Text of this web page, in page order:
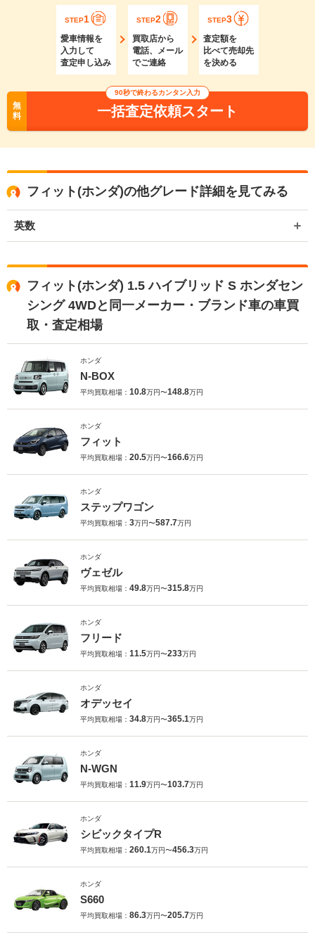
STEP1
愛車情報を
入力して
査定申し込み
STEP2
買取店から
電話、メール
でご連絡
STEP3
査定額を
比べて売却先
を決める
無
料
90秒で終わるカンタン入力
一括査定依頼スタート
フィット(ホンダ)の他グレード詳細を見てみる
英数
フィット(ホンダ) 1.5 ハイブリッド S ホンダセン
シング 4WDと同一メーカー・ブランド車の車買
取・査定相場
ホンダ
N-BOX
平均買取相場： 10.8万円〜148.8万円
ホンダ
フィット
平均買取相場： 20.5万円〜166.6万円
ホンダ
ステップワゴン
平均買取相場： 3万円〜587.7万円
ホンダ
ヴェゼル
平均買取相場： 49.8万円〜315.8万円
ホンダ
フリード
平均買取相場： 11.5万円〜233万円
ホンダ
オデッセイ
平均買取相場： 34.8万円〜365.1万円
ホンダ
N-WGN
平均買取相場： 11.9万円〜103.7万円
ホンダ
シビックタイプR
平均買取相場： 260.1万円〜456.3万円
ホンダ
S660
平均買取相場： 86.3万円〜205.7万円